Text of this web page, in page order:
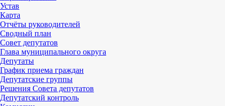
Устав
Карта
Отчёты руководителей
Сводный план
Совет депутатов
Глава муниципального округа
Депутаты
График приема граждан
Депутатские группы
Решения Совета депутатов
Депутатский контроль